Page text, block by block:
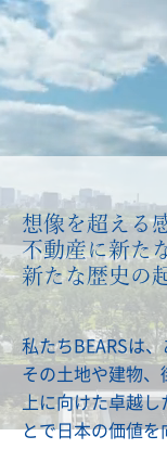
想像を超える
不動産に新た
新たな歴史の
私たちBEARSは
その土地や建物、
上に向けた卓越
とで日本の価値を